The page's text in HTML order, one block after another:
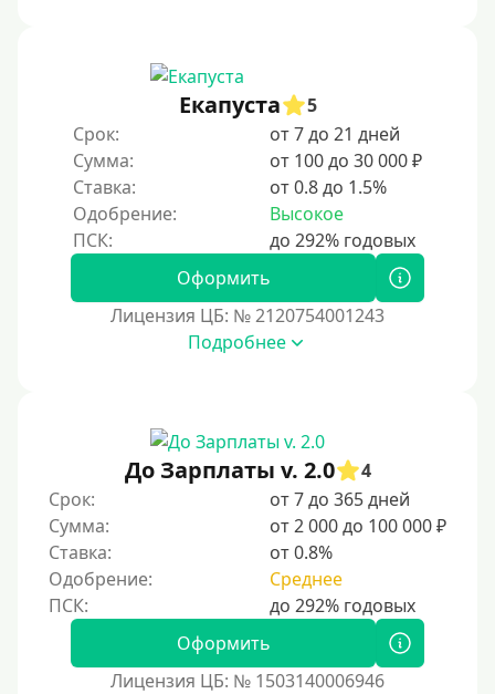
Под ПТС спецтехники
Под ПТС грузового автомобиля
Авто без ПТС
Цель
На Новый Год
Чтобы улучшить кредитную историю, важно
своевременно погашать долги, избегать просрочек и
регулярно проверять кредитный отчет. Также можно
воспользоваться кредитными картами с небольшим
Для закрытия прочих кредитных обязательств
До зарплаты
Для ИП
Для бизнеса
Документы
Екапуста
5
Срок:
от 7 до 21 дней
Сумма:
от 100 до 30 000 ₽
Ставка:
от 0.8 до 1.5%
Одобрение:
Высокое
Оформить
Лицензия ЦБ: № 2120754001243
Подробнее
До Зарплаты v. 2.0
4
Срок:
от 7 до 365 дней
Сумма:
от 2 000 до 100 000 ₽
Ставка:
от 0.8%
Одобрение:
Среднее
Оформить
Лицензия ЦБ: № 1503140006946